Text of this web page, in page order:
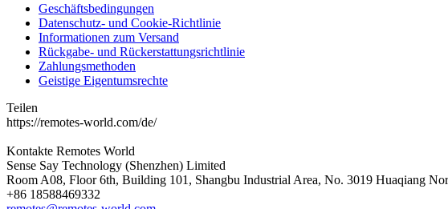
Geschäftsbedingungen
Datenschutz- und Cookie-Richtlinie
Informationen zum Versand
Rückgabe- und Rückerstattungsrichtlinie
Zahlungsmethoden
Geistige Eigentumsrechte
Teilen
https://remotes-world.com/de/
Kontakte Remotes World
Sense Say Technology (Shenzhen) Limited
Room A08, Floor 6th, Building 101, Shangbu Industrial Area, No. 3019 Huaqiang
+86 18588469332